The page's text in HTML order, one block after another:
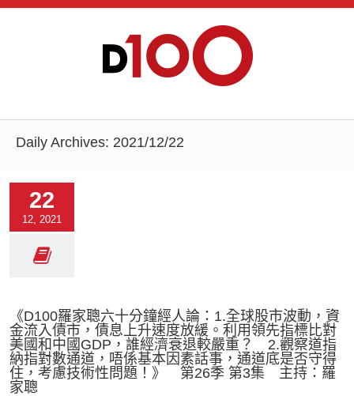
Daily Archives: 2021/12/22
22
12, 2021
《D100羅家聰六十分鐘經人論：1.全球股市波動，資
金流入債市，債息上升速度放緩。利用領先指標比對
美國和中國GDP，誰經濟衰退較嚴重？ 2.觀察道指
納指對數通道，唔係基本因素話事，通道底是否守得
住，考慮技術性問題！》 第26季 第3集 主持：羅
家聰